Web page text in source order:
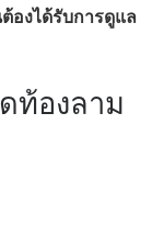
องได้รับการดูแล
ท้องลาม